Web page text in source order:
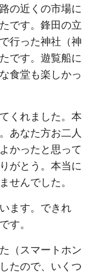
の近くの市場に
です。鋒田の立
行った神社（神
です。遊覧船に
食堂も楽しかっ
くれました。本
あなた方お二人
かったと思って
がとう。本当に
せんでした。
ます。できれ
す。
（スマートホン
たので、いくつ